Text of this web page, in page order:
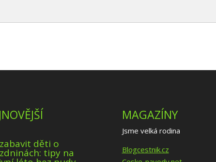
zabavit děti o
tipy na
MAGAZÍNY
Jsme velká rodina
Blogcestnik.cz